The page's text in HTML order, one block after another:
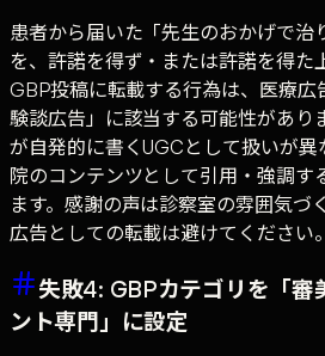
患者から届いた「先生のおかげで治
を、許諾を得ず・または許諾を得た
GBP投稿に転載する行為は、医療広
験談広告」に該当する可能性があり
が自発的に書くUGCとして扱いが異
院のコンテンツとして引用・強調す
ます。感謝の声は診察室の雰囲気づ
広告としての転載は避けてください。
失敗4: GBPカテゴリを「審
ント専門」に設定